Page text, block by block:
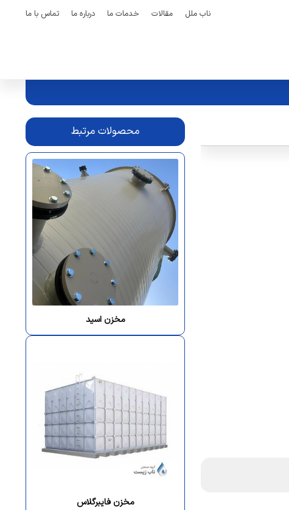
ناب ملل مقالات خدمات ما درباره ما تماس با ما
محصولات مرتبط
مخزن اسید
مخزن فایبرگلاس